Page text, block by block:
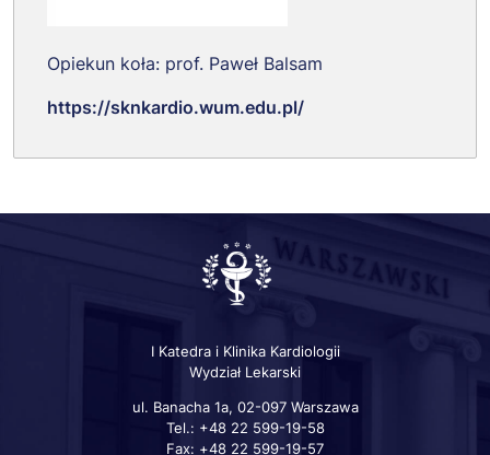
Opiekun koła: prof. Paweł Balsam
https://sknkardio.wum.edu.pl/
I Katedra i Klinika Kardiologii
Wydział Lekarski
ul. Banacha 1a, 02-097 Warszawa
Tel.: +48 22 599-19-58
Fax: +48 22 599-19-57